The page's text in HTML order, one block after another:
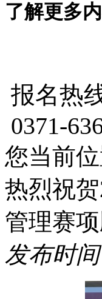
了解更多
报名热
0371-
您当前位
热烈祝
管理赛
发布时